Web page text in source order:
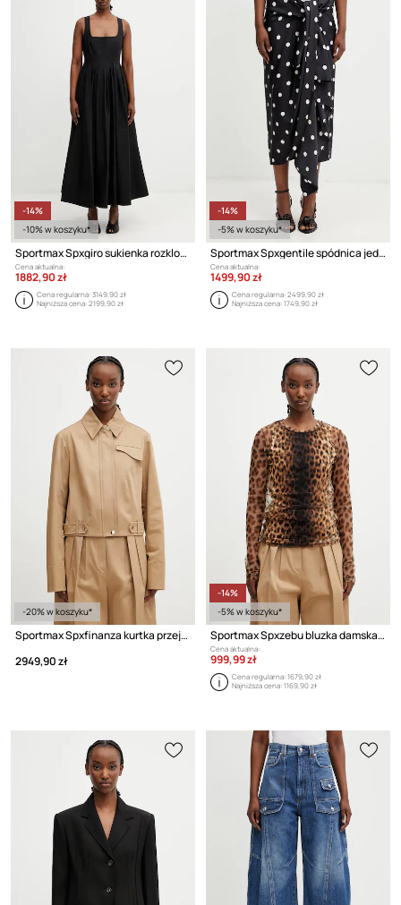
-14%
-10% w koszyku*
Sportmax Spxgiro sukienka rozkloszowana gładka bawełniana
Cena aktualna:
1882,90 zł
Cena regularna:3149,90 zł
Najniższa cena:2199,90 zł
-14%
-5% w koszyku*
Sportmax Spxgentile spódnica jedwabna
Cena aktualna:
1499,90 zł
Cena regularna:2499,90 zł
Najniższa cena:1749,90 zł
-20% w koszyku*
Sportmax Spxfinanza kurtka przejściowa damska bawełniana
2949,90 zł
-14%
-5% w koszyku*
Sportmax Spxzebu bluzka damska w panterkę
Cena aktualna:
999,99 zł
Cena regularna:1679,90 zł
Najniższa cena:1169,90 zł